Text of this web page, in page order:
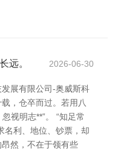
远。 2026-06-30
展有限公司-奥威斯科
，仓卒而过。若用八
视明志**”。 “知足常
名利、地位、钞票，却
然，不在于领有些